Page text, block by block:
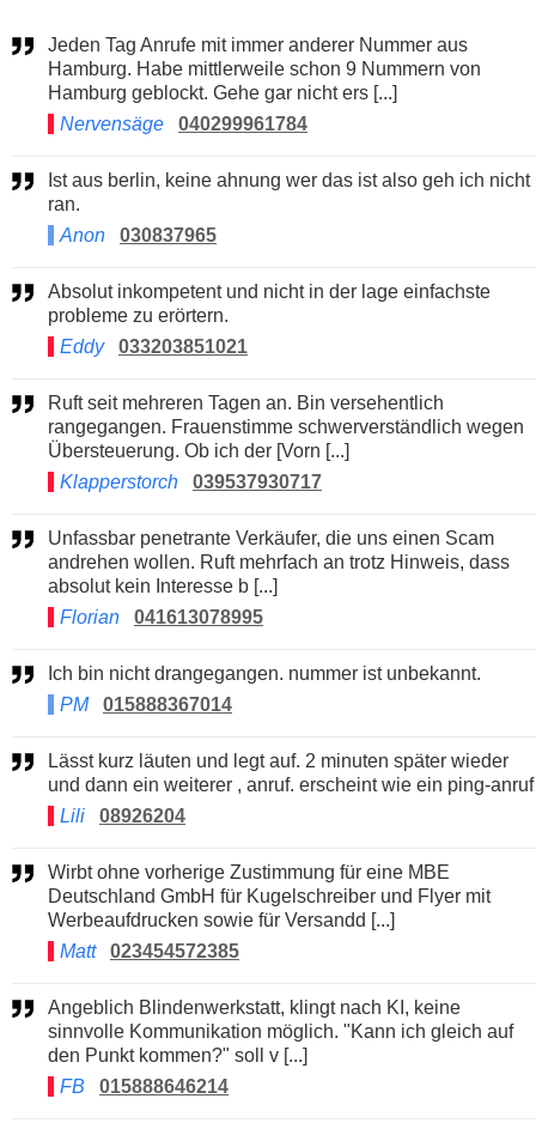
Jeden Tag Anrufe mit immer anderer Nummer aus
Hamburg. Habe mittlerweile schon 9 Nummern von
Hamburg geblockt. Gehe gar nicht ers [...]
Nervensäge
040299961784
ran.
Anon
030837965
Absolut inkompetent und nicht in der lage einfachste
probleme zu erörtern.
Eddy
033203851021
Ruft seit mehreren Tagen an. Bin versehentlich
rangegangen. Frauenstimme schwerverständlich wegen
Übersteuerung. Ob ich der [Vorn [...]
Klapperstorch
039537930717
Unfassbar penetrante Verkäufer, die uns einen Scam
andrehen wollen. Ruft mehrfach an trotz Hinweis, dass
absolut kein Interesse b [...]
Florian
041613078995
Ich bin nicht drangegangen. nummer ist unbekannt.
PM
015888367014
Lässt kurz läuten und legt auf. 2 minuten später wieder
und dann ein weiterer , anruf. erscheint wie ein ping-anruf
Lili
08926204
Wirbt ohne vorherige Zustimmung für eine MBE
Deutschland GmbH für Kugelschreiber und Flyer mit
Werbeaufdrucken sowie für Versandd [...]
Matt
023454572385
Angeblich Blindenwerkstatt, klingt nach KI, keine
sinnvolle Kommunikation möglich. "Kann ich gleich auf
den Punkt kommen?" soll v [...]
FB
015888646214